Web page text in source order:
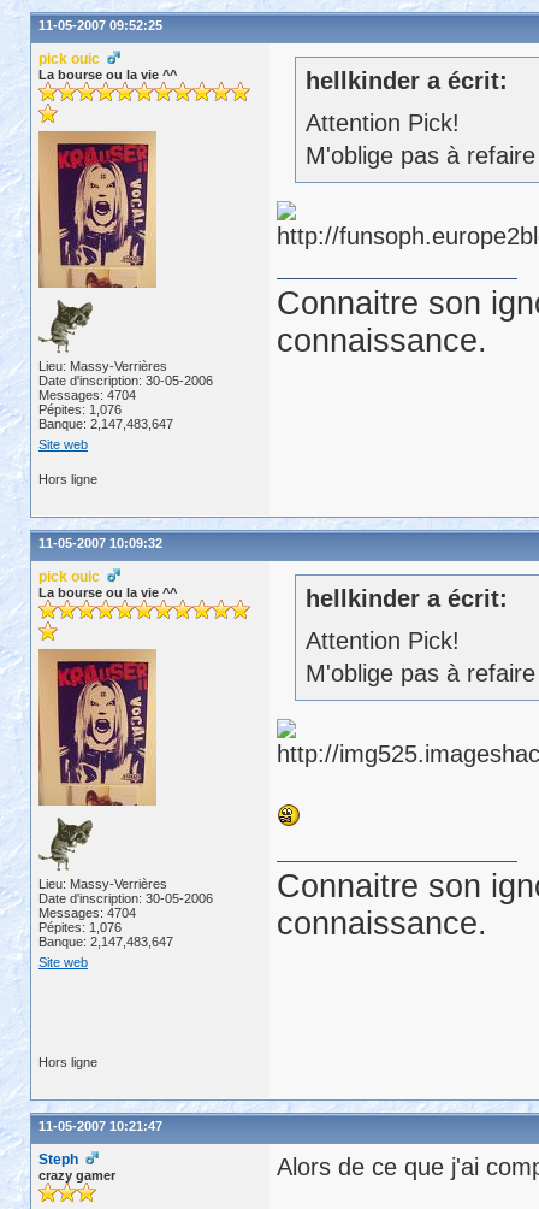
11-05-2007 09:52:25
pick ouic
La bourse ou la vie ^^
Lieu: Massy-Verrières
Date d'inscription: 30-05-2006
Messages: 4704
Pépites: 1,076
Banque: 2,147,483,647
Site web
hellkinder a écrit:
Attention Pick!
M'oblige pas à
Connaitre son
connaissance.
Hors ligne
11-05-2007 10:09:32
pick ouic
La bourse ou la vie ^^
Lieu: Massy-Verrières
Date d'inscription: 30-05-2006
Messages: 4704
Pépites: 1,076
Banque: 2,147,483,647
Site web
hellkinder a écrit:
Attention Pick!
M'oblige pas à
Connaitre son
connaissance.
Hors ligne
11-05-2007 10:21:47
Steph
crazy gamer Alors de ce que j'ai